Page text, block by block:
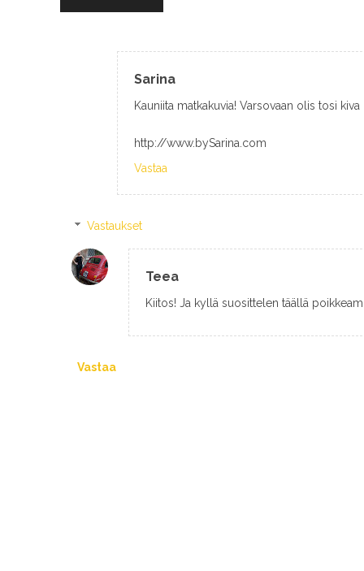
Sarina
Kauniita matkakuvia! Varsovaan olis tosi
http://www.bySarina.com
Vastaa
Vastaukset
Teea
Kiitos! Ja kyllä suosittelen täällä
Vastaa